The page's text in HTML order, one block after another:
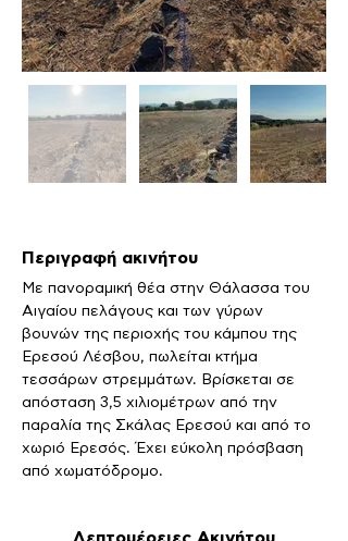
Περιγραφή ακινήτου
Με πανοραμική θέα στην Θάλασσα του
Αιγαίου πελάγους και των γύρων
βουνών της περιοχής του κάμπου της
Ερεσού Λέσβου, πωλείται κτήμα
τεσσάρων στρεμμάτων. Βρίσκεται σε
απόσταση 3,5 χιλιομέτρων από την
παραλία της Σκάλας Ερεσού και από το
χωριό Ερεσός. Έχει εύκολη πρόσβαση
από χωματόδρομο.